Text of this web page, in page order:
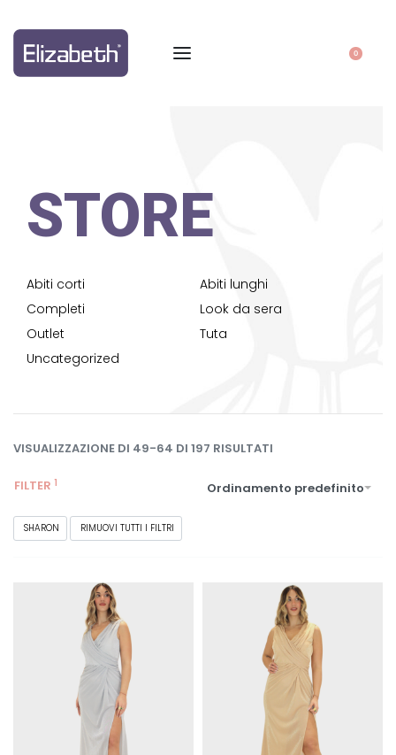
0
STORE
Abiti corti
Abiti lunghi
Completi
Look da sera
Outlet
Tuta
Uncategorized
VISUALIZZAZIONE DI 49-64 DI 197 RISULTATI
Ordinamento predefinito
FILTER
SHARON RIMUOVI TUTTI I FILTRI